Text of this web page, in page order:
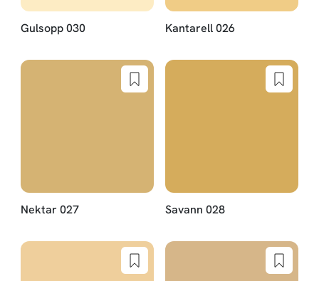
Gulsopp 030 Kantarell 026
Nektar 027 Savann 028